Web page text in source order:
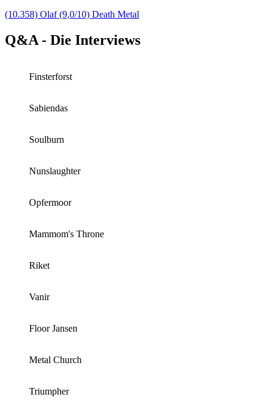
(10.358) Olaf (9,0/10) Death Metal
Q&A - Die Interviews
Finsterforst
Sabiendas
Soulburn
Nunslaughter
Opfermoor
Mammom's Throne
Riket
Vanir
Floor Jansen
Metal Church
Triumpher